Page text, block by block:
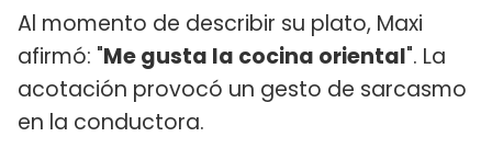
Al momento de describir su plato, Maxi
afirmó: "Me gusta la cocina oriental". La
acotación provocó un gesto de sarcasmo
en la conductora.